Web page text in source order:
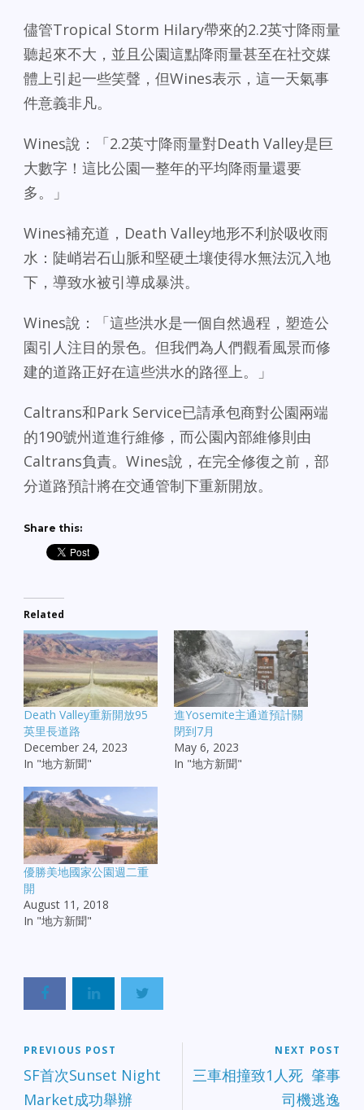
儘管Tropical Storm Hilary帶來的2.2英寸降雨量
聽起來不大，並且公園這點降雨量甚至在社交媒
體上引起一些笑聲，但Wines表示，這一天氣事
件意義非凡。
Wines說：「2.2英寸降雨量對Death Valley是巨
大數字！這比公園一整年的平均降雨量還要
多。」
Wines補充道，Death Valley地形不利於吸收雨
水：陡峭岩石山脈和堅硬土壤使得水無法沉入地
下，導致水被引導成暴洪。
Wines說：「這些洪水是一個自然過程，塑造公
園引人注目的景色。但我們為人們觀看風景而修
建的道路正好在這些洪水的路徑上。」
Caltrans和Park Service已請承包商對公園兩端
的190號州道進行維修，而公園內部維修則由
Caltrans負責。Wines說，在完全修復之前，部
分道路預計將在交通管制下重新開放。
Share this:
Related
Death Valley重新開放95
英里長道路
December 24, 2023
In "地方新聞"
進Yosemite主通道預計關
閉到7月
May 6, 2023
In "地方新聞"
優勝美地國家公園週二重
開
August 11, 2018
In "地方新聞"
PREVIOUS POST
SF首次Sunset Night
Market成功舉辦
NEXT POST
三車相撞致1人死 肇事
司機逃逸